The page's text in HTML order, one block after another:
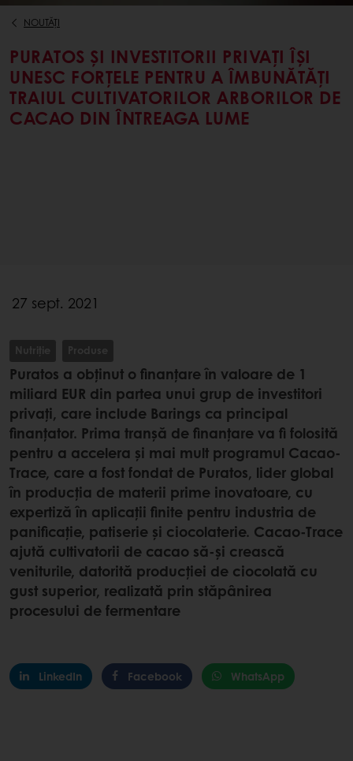
NOUTĂȚI
PURATOS ȘI INVESTITORII PRIVAȚI ÎȘI
UNESC FORȚELE PENTRU A ÎMBUNĂTĂȚI
TRAIUL CULTIVATORILOR ARBORILOR DE
CACAO DIN ÎNTREAGA LUME
27 sept. 2021
Nutriție Produse
Puratos a obținut o finanțare în valoare de 1
miliard EUR din partea unui grup de investitori
privați, care include Barings ca principal
finanțator. Prima tranșă de finanțare va fi folosită
pentru a accelera și mai mult programul Cacao-
Trace, care a fost fondat de Puratos, lider global
în producția de materii prime inovatoare, cu
expertiză în aplicaţii finite pentru industria de
panificaţie, patiserie şi ciocolaterie. Cacao-Trace
ajută cultivatorii de cacao să-și crească
veniturile, datorită producției de ciocolată cu
gust superior, realizată prin stăpânirea
procesului de fermentare
LinkedIn Facebook WhatsApp